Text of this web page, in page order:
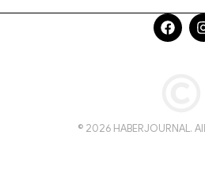
© 2026 HABERJOURNAL.